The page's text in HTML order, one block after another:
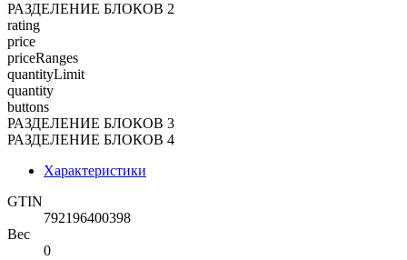
РАЗДЕЛЕНИЕ БЛОКОВ 2
rating
price
priceRanges
quantityLimit
quantity
buttons
РАЗДЕЛЕНИЕ БЛОКОВ 3
РАЗДЕЛЕНИЕ БЛОКОВ 4
Характеристики
GTIN
792196400398
Вес
0